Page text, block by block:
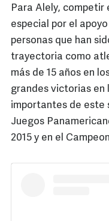
Para Alely, competir
especial por el
personas que han
trayectoria como
más de 15 años en
grandes victorias en
importantes de este
Juegos
2015 y en el